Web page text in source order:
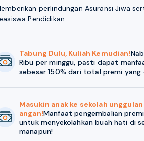
perlindungan Asuransi Jiwa
Pendidikan
Tabung Dulu, Kuliah Kemudian!
Ribu per minggu, pasti dapat
sebesar 150% dari total premi yang
Masukin anak ke sekolah
angan!Manfaat pengembalian
untuk menyekolahkan buah hati di
manapun!